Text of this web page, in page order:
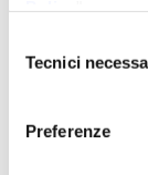
tutti i cookies.
delTecnici
Preferenze